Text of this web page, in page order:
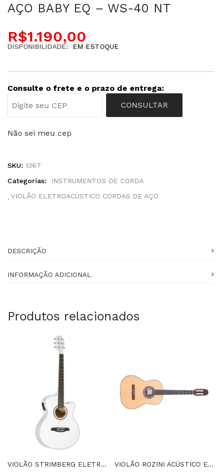
AÇO BABY EQ – WS-40 NT
R$1.190,00
DISPONIBILIDADE: EM ESTOQUE
Consulte o frete e o prazo de entrega:
CONSULTAR
Não sei meu cep
SKU: 1367
Categorias:
INSTRUMENTOS DE CORDA
VIOLÃO ELETROACÚSTICO CORDAS DE AÇO
DESCRIÇÃO
INFORMAÇÃO ADICIONAL
Produtos relacionados
VIOLÃO STRIMBERG ELETROACÚSTICO, CUTAWAY, CORDAS DE AÇO BERLIN – BE30C WH 12668 VIOLÃO ROZINI ACÚSTICO ESTUDANTE, CORDAS DE NYLON FOSCO – RX201.AC.F.1